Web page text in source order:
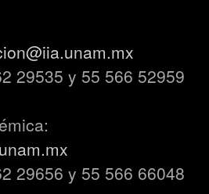
29535 y 55 566 52959
29656 y 55 566 66048